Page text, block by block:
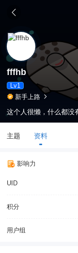
fffhb
Lv1
新手上路
这个人很懒，什么都没
主题 资料
影响力
UID
积分
用户组